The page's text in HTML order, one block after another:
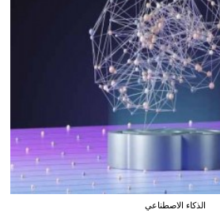
الذكاء الاصطناعي